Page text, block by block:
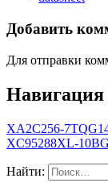
Добавить
Для отправки
Навигация
XA2C256-
XC95288XL-
Найти: